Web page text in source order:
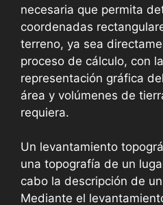
necesaria que permita
coordenadas
terreno, ya sea
proceso de cálculo, con
representación gráfica
área y volúmenes de
requiera.
Un levantamiento
una topografía de un
cabo la descripción de
Mediante el